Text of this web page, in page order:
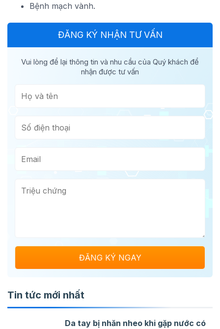
Bệnh mạch vành.
ĐĂNG KÝ NHẬN TƯ VẤN
Vui lòng để lại thông tin và nhu cầu của Quý khách để
nhận được tư vấn
Tin tức mới nhất
Da tay bị nhăn nheo khi gặp nước có